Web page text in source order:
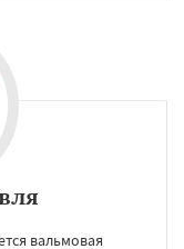
вальмовая